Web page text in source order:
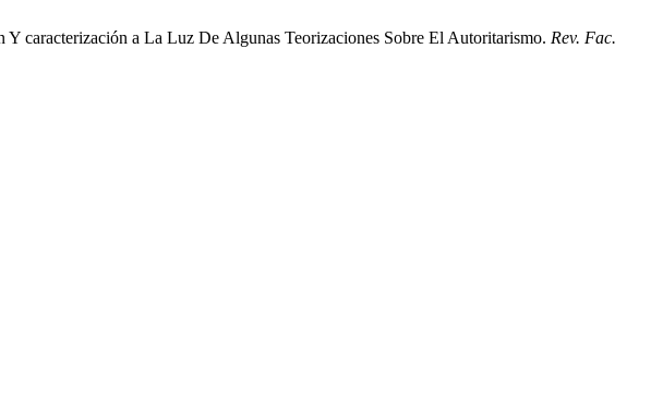
caracterización a La Luz De Algunas Teorizaciones Sobre El Autoritarismo. Rev. Fac.